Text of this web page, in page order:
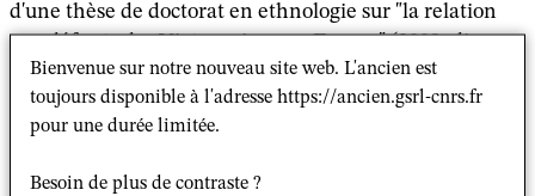
d'une thèse de doctorat en ethnologie sur "la relation
aux défunts des Vietnamiens en France" (2009, dir.
Richard Pottier), interviendra sur :
"Le renouveau religieux chez les Vietnamiens, étude de
Bienvenue sur notre nouveau site web. L'ancien est
toujours disponible à l'adresse https://ancien.gsrl-cnrs.fr
pour une durée limitée.
Besoin de plus de contraste ?